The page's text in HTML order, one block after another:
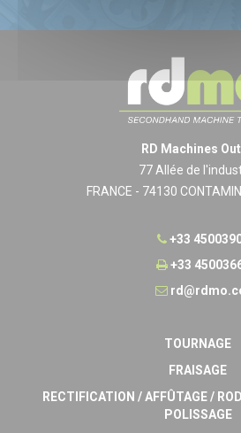
RD Machines
77 Allée de
FRANCE - 74130
+33
+33
TOURNAGE
FRAISAGE
RECTIFICATION / AFFÛTAGE /
POLISSAGE